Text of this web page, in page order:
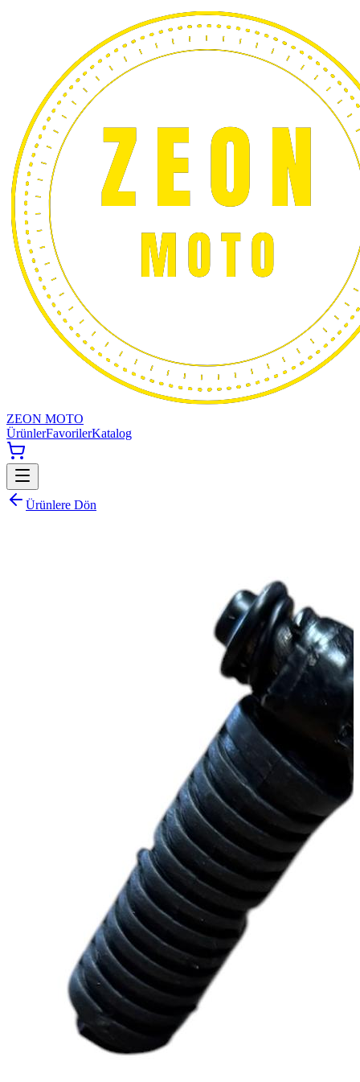
ZEON MOTO
ÜrünlerFavorilerKatalog
Ürünlere Dön